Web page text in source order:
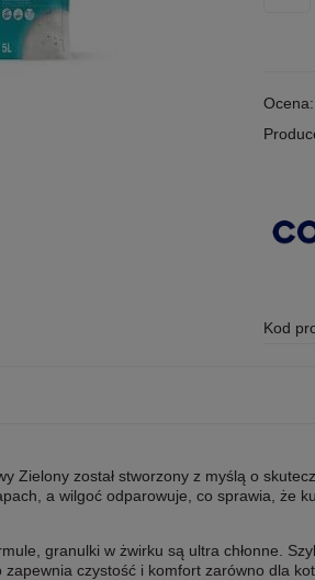
Ocena:
Kod
Zielony został stworzony z myślą o
a wilgoć odparowuje, co sprawia, że
granulki w żwirku są ultra chłonne.
czystość i komfort zarówno dla